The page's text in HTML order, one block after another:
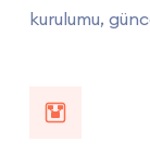
kurulumu,